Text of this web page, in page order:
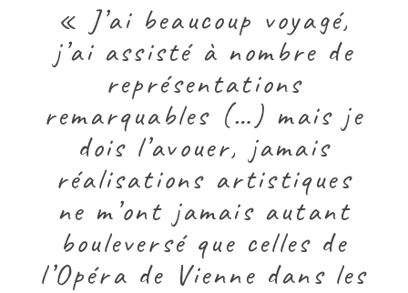
« J’ai beaucoup voyagé,
j’ai assisté à nombre de
représentations
remarquables (…) mais je
dois l’avouer, jamais
réalisations artistiques
ne m’ont jamais autant
bouleversé que celles de
l’Opéra de Vienne dans les